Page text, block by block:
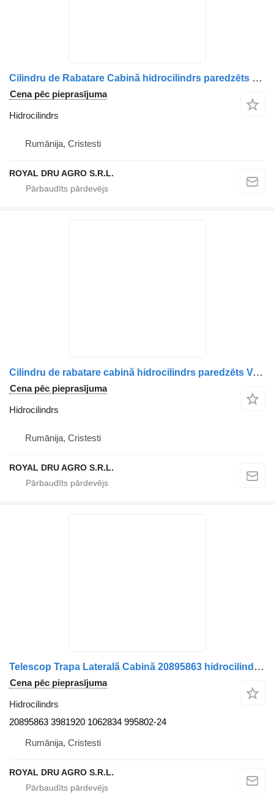
Cilindru de Rabatare Cabină hidrocilindrs paredzēts Volvo 22928427/23679505/21882635/21455230/22070283 kravas automašīnas
Cena pēc pieprasījuma
Hidrocilindrs
Rumānija, Cristesti
ROYAL DRU AGRO S.R.L.
Cilindru de rabatare cabină hidrocilindrs paredzēts Volvo 22928427 / 23679505 / 21882635 / 21455230 / 22070283 kravas automašīnas
Cena pēc pieprasījuma
Hidrocilindrs
Rumānija, Cristesti
ROYAL DRU AGRO S.R.L.
Telescop Trapa Laterală Cabină 20895863 hidrocilindrs paredzēts Volvo kravas automašīnas
Cena pēc pieprasījuma
Hidrocilindrs
20895863 3981920 1062834 995802-24
Rumānija, Cristesti
ROYAL DRU AGRO S.R.L.